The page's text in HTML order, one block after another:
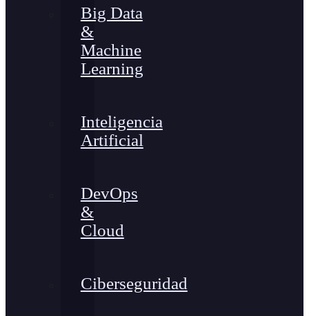
Big Data
&
Machine
Learning
Inteligencia
Artificial
DevOps
&
Cloud
Ciberseguridad